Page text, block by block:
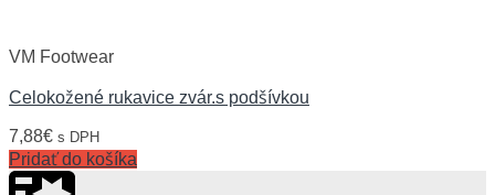
VM Footwear
Celokožené rukavice zvár.s podšívkou
7,88€ s DPH
Pridať do košíka